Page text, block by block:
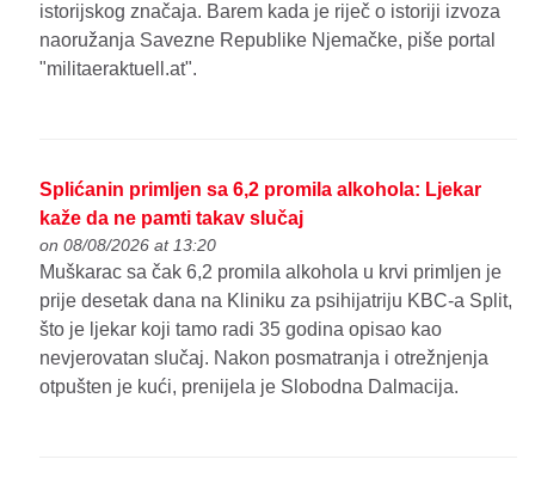
istorijskog značaja. Barem kada je riječ o istoriji izvoza
naoružanja Savezne Republike Njemačke, piše portal
"militaeraktuell.at".
Splićanin primljen sa 6,2 promila alkohola: Ljekar
kaže da ne pamti takav slučaj
on 08/08/2026 at 13:20
Muškarac sa čak 6,2 promila alkohola u krvi primljen je
prije desetak dana na Kliniku za psihijatriju KBC-a Split,
što je ljekar koji tamo radi 35 godina opisao kao
nevjerovatan slučaj. Nakon posmatranja i otrežnjenja
otpušten je kući, prenijela je Slobodna Dalmacija.